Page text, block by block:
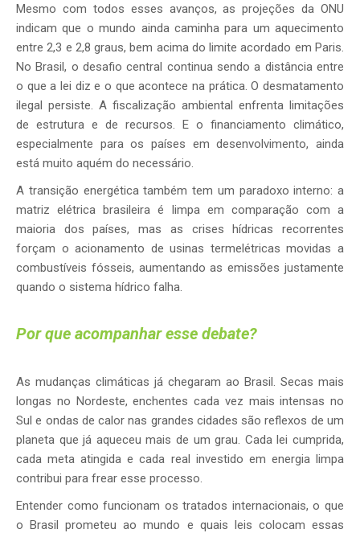
Mesmo com todos esses avanços, as projeções da ONU
indicam que o mundo ainda caminha para um aquecimento
entre 2,3 e 2,8 graus, bem acima do limite acordado em Paris.
No Brasil, o desafio central continua sendo a distância entre
o que a lei diz e o que acontece na prática. O desmatamento
ilegal persiste. A fiscalização ambiental enfrenta limitações
de estrutura e de recursos. E o financiamento climático,
especialmente para os países em desenvolvimento, ainda
está muito aquém do necessário.
A transição energética também tem um paradoxo interno: a
matriz elétrica brasileira é limpa em comparação com a
maioria dos países, mas as crises hídricas recorrentes
forçam o acionamento de usinas termelétricas movidas a
combustíveis fósseis, aumentando as emissões justamente
quando o sistema hídrico falha.
Por que acompanhar esse debate?
As mudanças climáticas já chegaram ao Brasil. Secas mais
longas no Nordeste, enchentes cada vez mais intensas no
Sul e ondas de calor nas grandes cidades são reflexos de um
planeta que já aqueceu mais de um grau. Cada lei cumprida,
cada meta atingida e cada real investido em energia limpa
contribui para frear esse processo.
Entender como funcionam os tratados internacionais, o que
o Brasil prometeu ao mundo e quais leis colocam essas